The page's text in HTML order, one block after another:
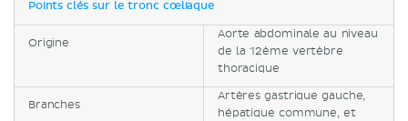
Points clés sur le tronc cœliaque
Origine
Aorte abdominale au niveau
de la 12ème vertèbre
thoracique
Branches
Artères gastrique gauche,
hépatique commune, et